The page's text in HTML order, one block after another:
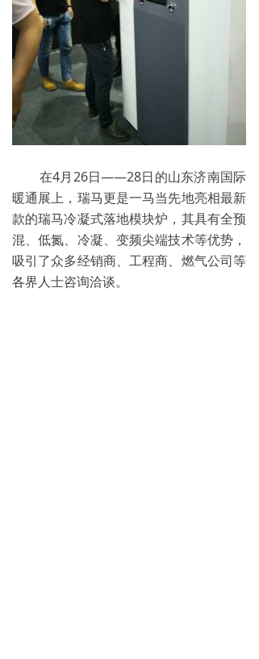
在4月26日——28日的山东济南国际
暖通展上，瑞马更是一马当先地亮相最新
款的瑞马冷凝式落地模块炉，其具有全预
混、低氮、冷凝、变频尖端技术等优势，
吸引了众多经销商、工程商、燃气公司等
各界人士咨询洽谈。